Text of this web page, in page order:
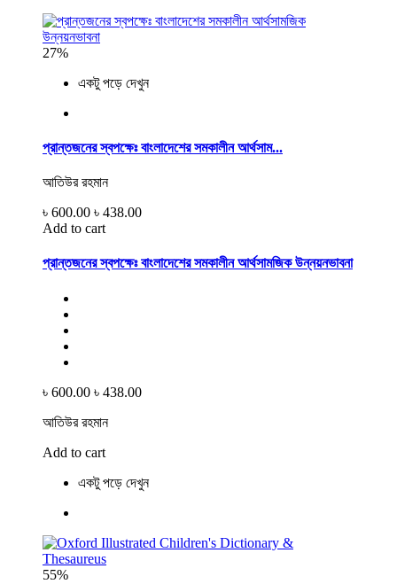
27%
একটু পড়ে দেখুন
প্রান্তজনের স্বপক্ষেঃ বাংলাদেশের সমকালীন আর্থসাম...
আতিউর রহমান
৳ 600.00 ৳ 438.00
Add to cart
প্রান্তজনের স্বপক্ষেঃ বাংলাদেশের সমকালীন আর্থসামজিক উন্নয়নভাবনা
৳ 600.00 ৳ 438.00
আতিউর রহমান
Add to cart
একটু পড়ে দেখুন
55%